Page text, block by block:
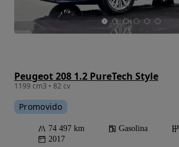
Peugeot 208 1.2 PureTech Style
1199 cm3 • 82 cv
Promovido
74 497 km Gasolina
2017